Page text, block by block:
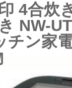
4合炊
NW-
チン家